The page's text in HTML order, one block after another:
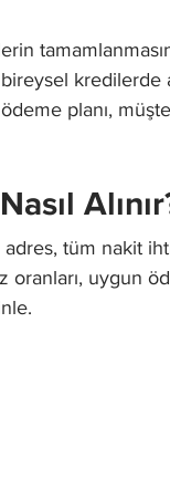
bireysel
planı,
tüm nakit
oranları, uygun